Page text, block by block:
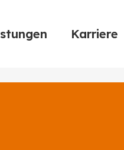
Karriere